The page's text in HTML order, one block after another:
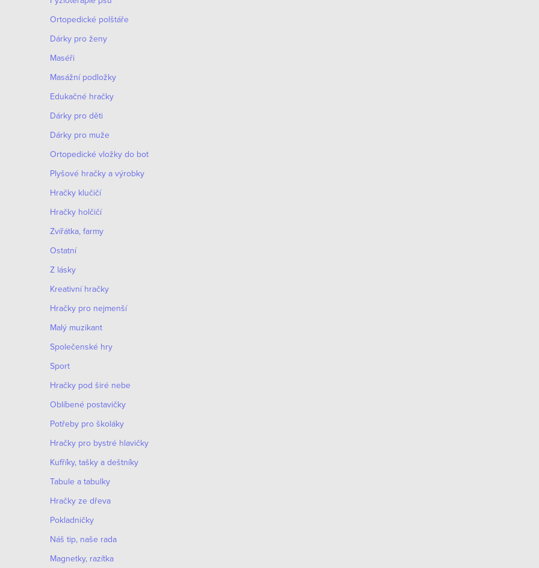
Ortopedické polštáře
Dárky pro ženy
Maséři
Masážní podložky
Edukačné hračky
Dárky pro děti
Dárky pro muže
Оrtopedické vložky do bot
Plyšové hračky a výrobky
Hračky klučičí
Hračky holčičí
Zvířátka, farmy
Ostatní
Z lásky
Kreativní hračky
Hračky pro nejmenší
Malý muzikant
Společenské hry
Sport
Hračky pod širé nebe
Oblíbené postavičky
Potřeby pro školáky
Hračky pro bystré hlavičky
Kufříky, tašky a deštníky
Tabule a tabulky
Hračky ze dřeva
Pokladničky
Náš tip, naše rada
Magnetky, razítka